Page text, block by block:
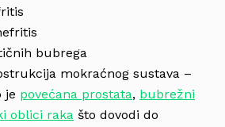
bubrega
mokraćnog sustava –
je povećana prostata, bubrežni
oblici raka što dovodi do